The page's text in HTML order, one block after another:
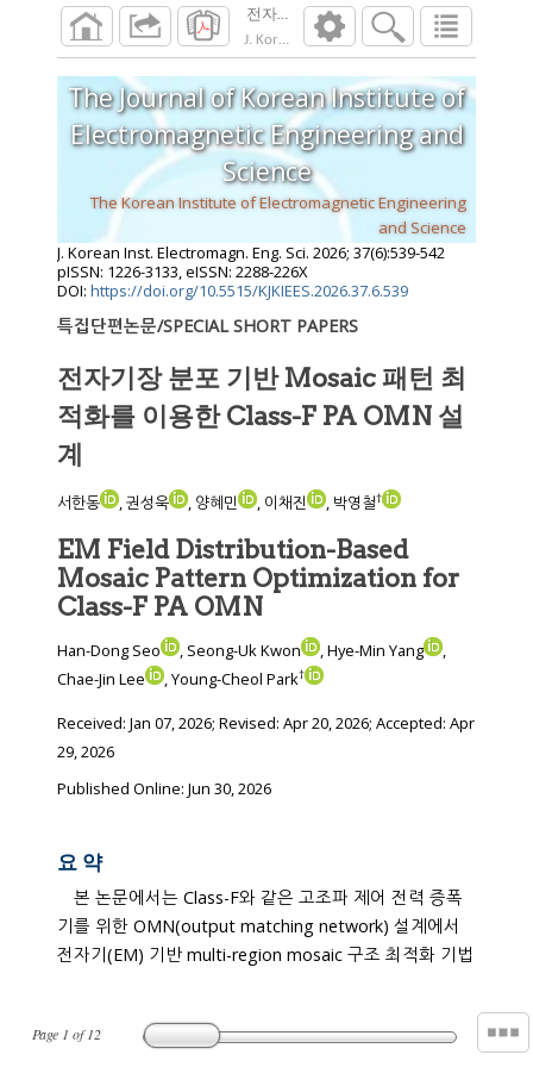
전자기장 분포 기반 Mosaic 패턴 최적화를
J. Korean Inst. Electromagn. Eng. Sci.
Page 1 of12
The Journal of Korean Institute of
Electromagnetic Engineering and
Science
The Korean Institute of Electromagnetic Engineering
and Science
J. Korean Inst. Electromagn. Eng. Sci. 2026; 37(6):539-542
pISSN: 1226-3133, eISSN: 2288-226X
DOI: https://doi.org/10.5515/KJKIEES.2026.37.6.539
특집단편논문/SPECIAL SHORT PAPERS
전자기장 분포 기반 Mosaic 패턴 최
적화를 이용한 Class-F PA OMN 설
계
서한동 , 권성욱 , 양혜민 , 이채진 , 박영철†
EM Field Distribution-Based
Mosaic Pattern Optimization for
Class-F PA OMN
Han-Dong Seo , Seong-Uk Kwon , Hye-Min Yang
,
Chae-Jin Lee
, Young-Cheol Park†
Received: Jan 07, 2026; Revised: Apr 20, 2026; Accepted: Apr
29, 2026
Published Online: Jun 30, 2026
요 약
본 논문에서는 Class-F와 같은 고조파 제어 전력 증폭
기를 위한 OMN(output matching network) 설계에서
전자기(EM) 기반 multi-region mosaic 구조 최적화 기법